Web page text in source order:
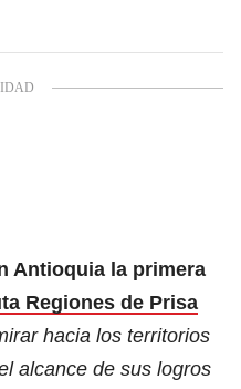
Antioquia la primera
Regiones de Prisa
hacia los territorios
alcance de sus logros